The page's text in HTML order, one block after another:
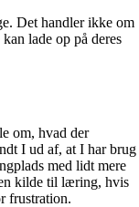
Det handler ikke om
lade op på deres
om, hvad der
I ud af, at I har brug
med lidt mere
kilde til læring, hvis
frustration.